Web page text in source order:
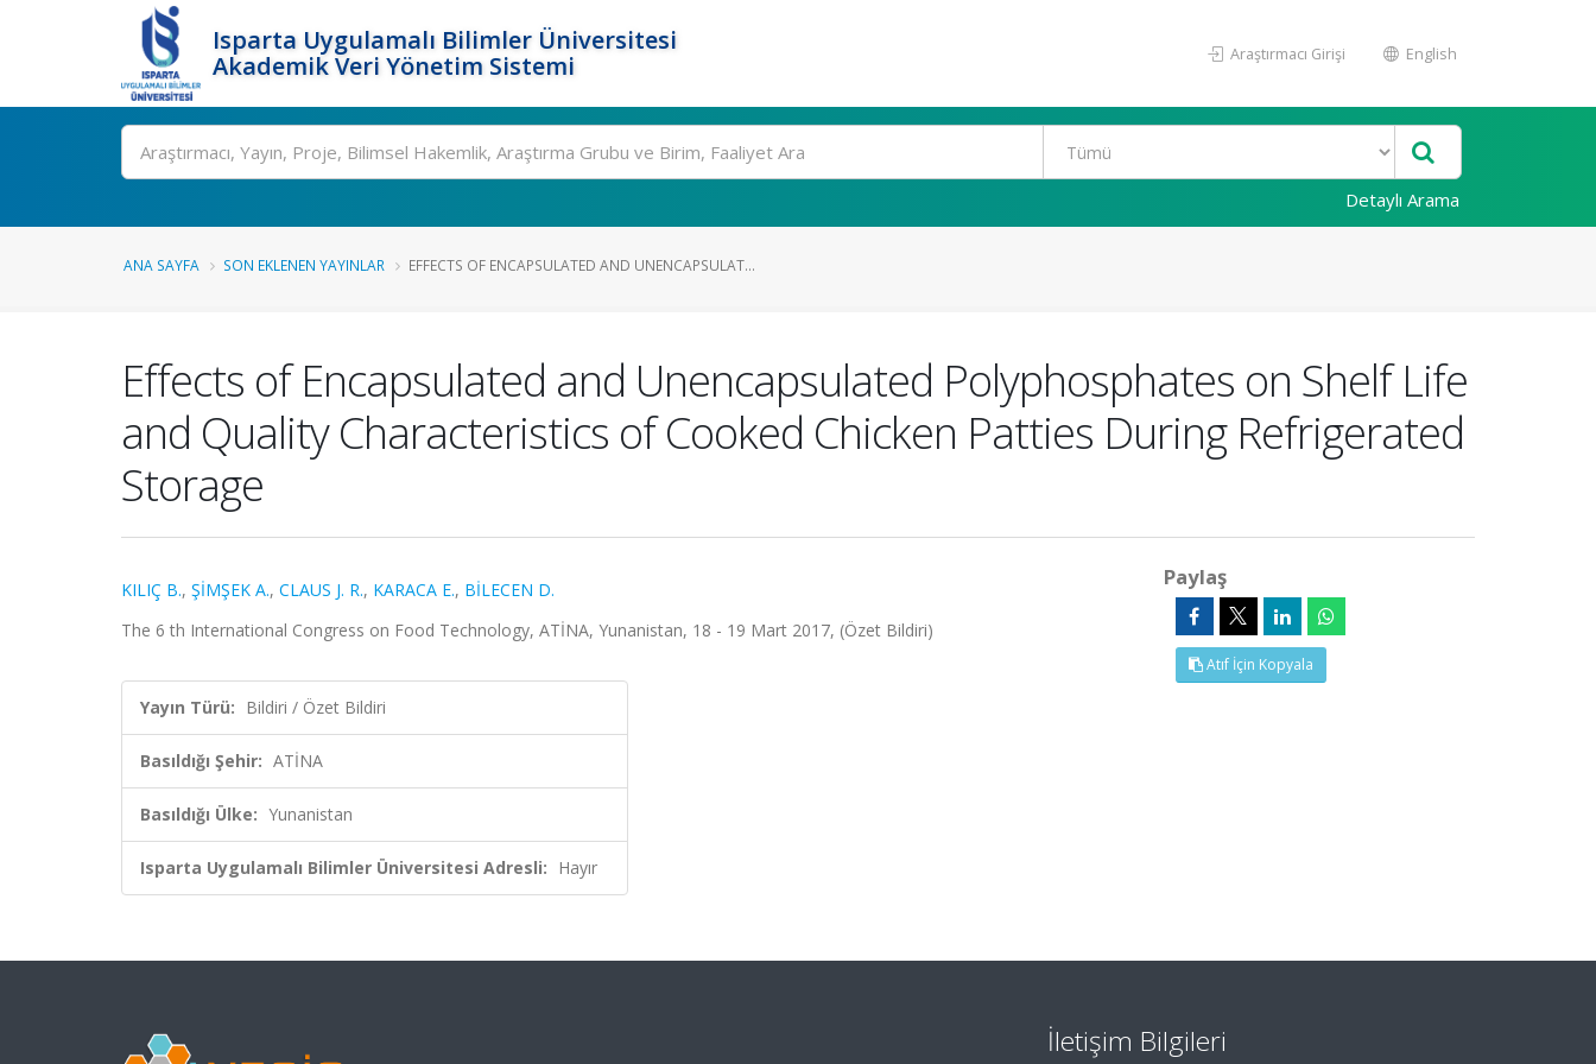
Isparta Uygulamalı Bilimler Üniversitesi
Akademik Veri Yönetim Sistemi
Araştırmacı Girişi English
Ara
Detaylı Arama
ANA SAYFA SON EKLENEN YAYINLAR EFFECTS OF ENCAPSULATED AND UNENCAPSULAT...
Effects of Encapsulated and Unencapsulated Polyphosphates on Shelf Life
and Quality Characteristics of Cooked Chicken Patties During Refrigerated
Storage
KILIÇ B., ŞİMŞEK A., CLAUS J. R., KARACA E., BİLECEN D.
The 6 th International Congress on Food Technology, ATİNA, Yunanistan, 18 - 19 Mart 2017, (Özet Bildiri)
Yayın Türü: Bildiri / Özet Bildiri
Basıldığı Şehir: ATİNA
Basıldığı Ülke: Yunanistan
Isparta Uygulamalı Bilimler Üniversitesi Adresli: Hayır
Paylaş
Atıf İçin Kopyala
İletişim Bilgileri